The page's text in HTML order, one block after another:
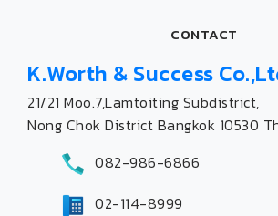
CONTACT
K.Worth & Success
21/21 Moo.7,Lamtoiting Subdistrict,
Nong Chok District Bangkok 10530
082-986-6866
02-114-8999